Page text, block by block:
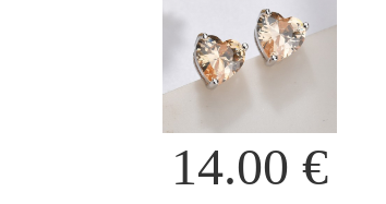
14.00€